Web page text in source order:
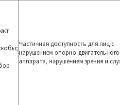
Частичная доступность для лиц с
нарушением опорно-двигательного
аппарата, нарушением зрения и